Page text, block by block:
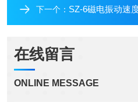
下一个： SZ-6磁电振动速
在线留言
ONLINE MESSAGE